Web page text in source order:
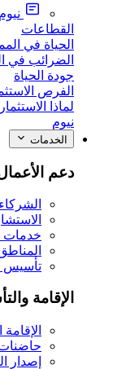
نيوم
القطاعات
الحياة في
الضرائب في
جودة الحياة
الفرص
لماذا
نيوم
الخدمات
دعم
خدمات
تأسيس
الإقامة
إصدار